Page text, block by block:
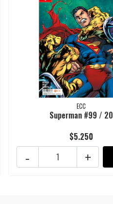
ECC
Superman #99 / 20
$5.250
+
-